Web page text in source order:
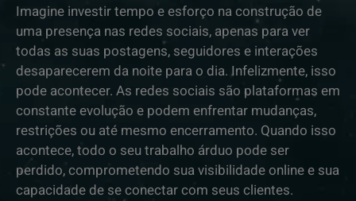
Imagine investir tempo e esforço na construção de
uma presença nas redes sociais, apenas para ver
todas as suas postagens, seguidores e interações
desaparecerem da noite para o dia. Infelizmente, isso
pode acontecer. As redes sociais são plataformas em
constante evolução e podem enfrentar mudanças,
restrições ou até mesmo encerramento. Quando isso
acontece, todo o seu trabalho árduo pode ser
perdido, comprometendo sua visibilidade online e sua
capacidade de se conectar com seus clientes.